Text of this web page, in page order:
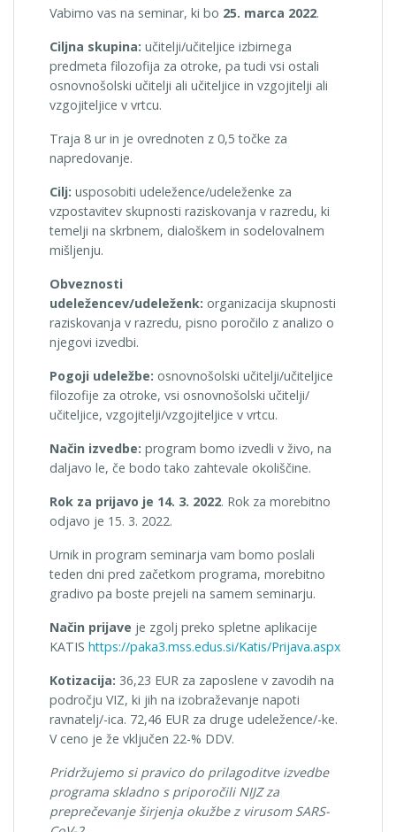
Vabimo vas na seminar, ki bo 25. marca 2022.
Ciljna skupina: učitelji/učiteljice izbirnega
predmeta filozofija za otroke, pa tudi vsi ostali
osnovnošolski učitelji ali učiteljice in vzgojitelji ali
vzgojiteljice v vrtcu.
Traja 8 ur in je ovrednoten z 0,5 točke za
napredovanje.
Cilj: usposobiti udeležence/udeleženke za
vzpostavitev skupnosti raziskovanja v razredu, ki
temelji na skrbnem, dialoškem in sodelovalnem
mišljenju.
Obveznosti
udeležencev/udeleženk: organizacija skupnosti
raziskovanja v razredu, pisno poročilo z analizo o
njegovi izvedbi.
Pogoji udeležbe: osnovnošolski učitelji/učiteljice
filozofije za otroke, vsi osnovnošolski učitelji/
učiteljice, vzgojitelji/vzgojiteljice v vrtcu.
Način izvedbe: program bomo izvedli v živo, na
daljavo le, če bodo tako zahtevale okoliščine.
Rok za prijavo je 14. 3. 2022. Rok za morebitno
odjavo je 15. 3. 2022.
Urnik in program seminarja vam bomo poslali
teden dni pred začetkom programa, morebitno
gradivo pa boste prejeli na samem seminarju.
Način prijave je zgolj preko spletne aplikacije
KATIS https://paka3.mss.edus.si/Katis/Prijava.aspx
Kotizacija: 36,23 EUR za zaposlene v zavodih na
področju VIZ, ki jih na izobraževanje napoti
ravnatelj/-ica. 72,46 EUR za druge udeležence/-ke.
V ceno je že vključen 22-% DDV.
Pridržujemo si pravico do prilagoditve izvedbe
programa skladno s priporočili NIJZ za
preprečevanje širjenja okužbe z virusom SARS-